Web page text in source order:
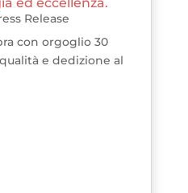
Release
con orgoglio 30
e dedizione al